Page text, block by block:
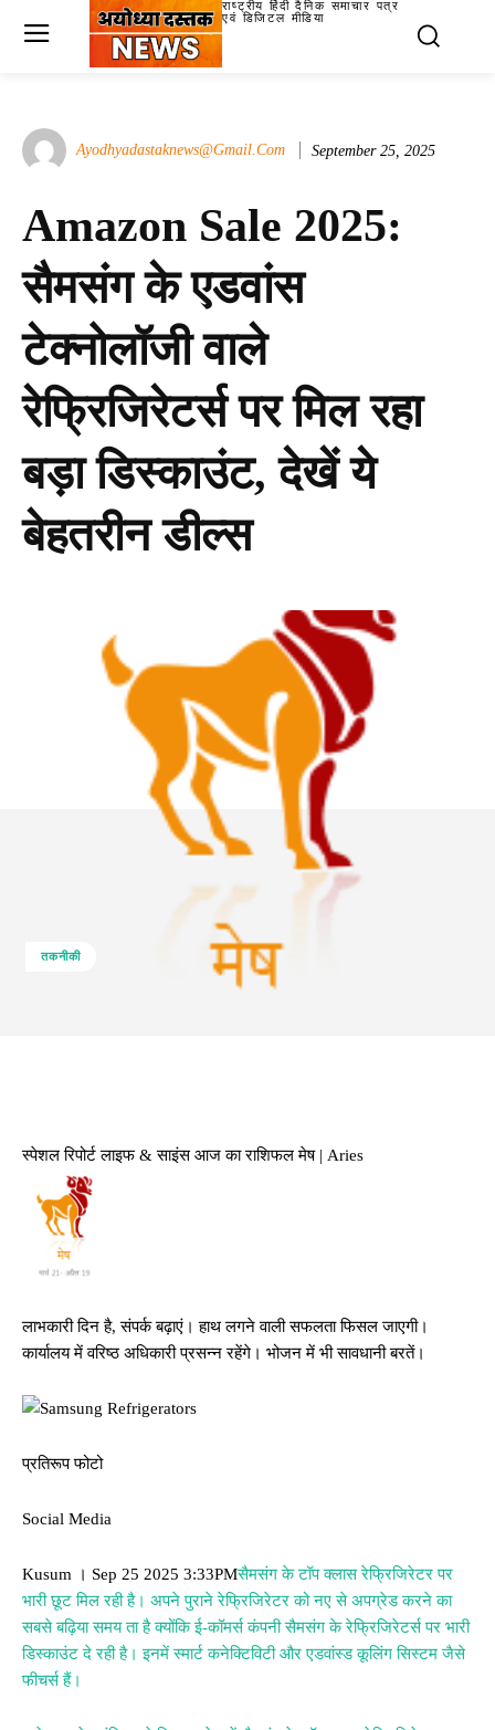
राष्ट्रीय हिंदी दैनिक समाचार पत्र
एवं डिजिटल मीडिया
Ayodhyadastaknews@gmail.com September 25, 2025
Amazon Sale 2025:
सैमसंग के एडवांस
टेक्नोलॉजी वाले
रेफ्रिजिरेटर्स पर मिल रहा
बड़ा डिस्काउंट, देखें ये
बेहतरीन डील्स
तकनीकी
स्पेशल रिपोर्ट लाइफ & साइंस आज का राशिफल मेष | Aries
लाभकारी दिन है, संपर्क बढ़ाएं। हाथ लगने वाली सफलता फिसल जाएगी।
कार्यालय में वरिष्ठ अधिकारी प्रसन्न रहेंगे। भोजन में भी सावधानी बरतें।
प्रतिरूप फोटो
Social Media
Kusum । Sep 25 2025 3:33PMसैमसंग के टॉप क्लास रेफ्रिजिरेटर पर
भारी छूट मिल रही है। अपने पुराने रेफ्रिजिरेटर को नए से अपग्रेड करने का
सबसे बढ़िया समय ता है क्योंकि ई-कॉमर्स कंपनी सैमसंग के रेफ्रिजिरेटर्स पर भारी
डिस्काउंट दे रही है। इनमें स्मार्ट कनेक्टिविटी और एडवांस्ड कूलिंग सिस्टम जैसे
फीचर्स हैं।